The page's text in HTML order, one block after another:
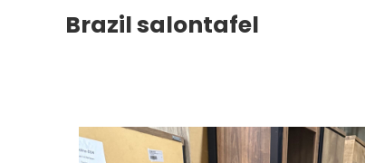
Brazil salontafel